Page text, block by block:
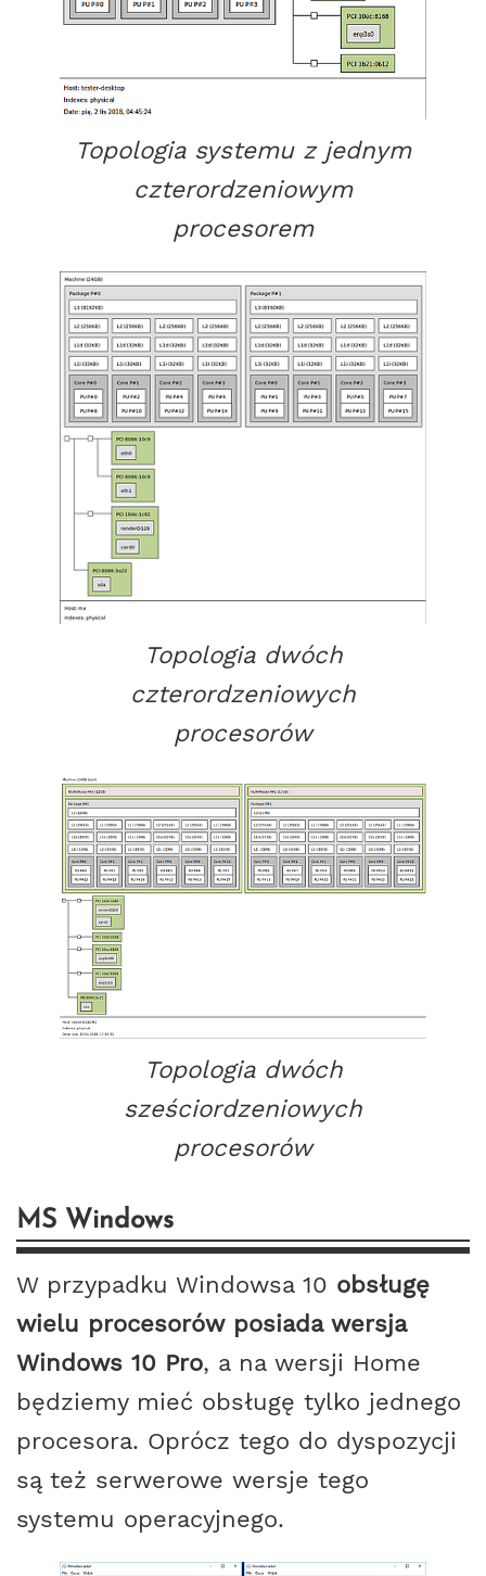
Topologia systemu z jednym
czterordzeniowym
procesorem
Topologia dwóch
czterordzeniowych
procesorów
Topologia dwóch
sześciordzeniowych
procesorów
MS Windows
W przypadku Windowsa 10 obsługę
wielu procesorów posiada wersja
Windows 10 Pro, a na wersji Home
będziemy mieć obsługę tylko jednego
procesora. Oprócz tego do dyspozycji
są też serwerowe wersje tego
systemu operacyjnego.